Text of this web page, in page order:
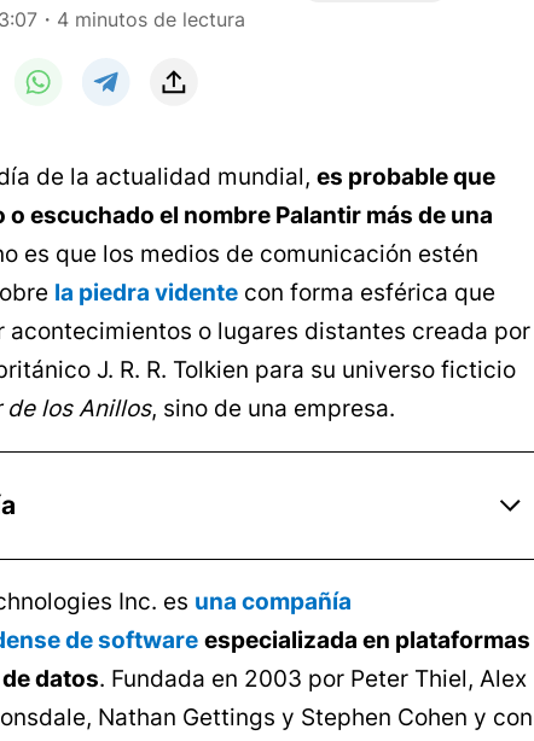
・4 minutos de lectura
de la actualidad mundial, es probable que
o escuchado el nombre Palantir más de una
es que los medios de comunicación estén
la piedra vidente con forma esférica que
acontecimientos o lugares distantes creada por
J. R. R. Tolkien para su universo ficticio
de los Anillos, sino de una empresa.
Inc. es una compañía
de software especializada en plataformas
datos. Fundada en 2003 por Peter Thiel, Alex
Nathan Gettings y Stephen Cohen y con